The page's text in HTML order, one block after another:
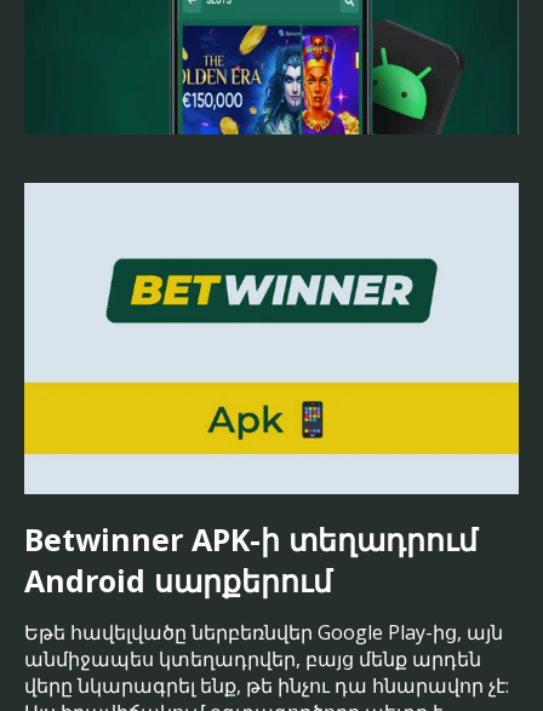
Betwinner APK-ի տեղադրում
Android սարքերում
Եթե ​​հավելվածը ներբեռնվեր Google Play-ից, այն
անմիջապես կտեղադրվեր, բայց մենք արդեն
վերը նկարագրել ենք, թե ինչու դա հնարավոր չէ: